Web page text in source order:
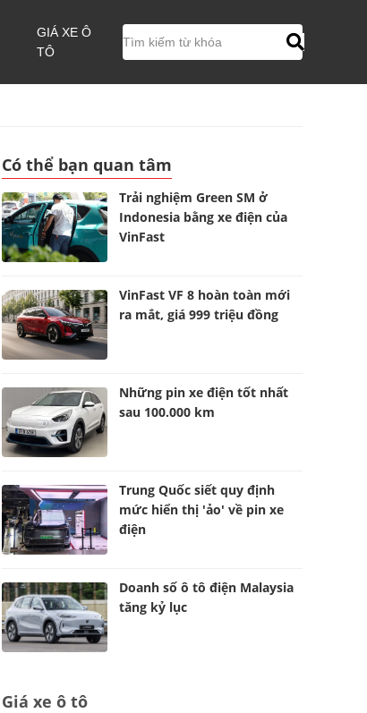
GIÁ XE Ô
TÔ
Có thể bạn quan tâm
Trải nghiệm Green SM ở
Indonesia bằng xe điện của
VinFast
VinFast VF 8 hoàn toàn mới
ra mắt, giá 999 triệu đồng
Những pin xe điện tốt nhất
sau 100.000 km
Trung Quốc siết quy định
mức hiển thị 'ảo' về pin xe
điện
Doanh số ô tô điện Malaysia
tăng kỷ lục
Giá xe ô tô